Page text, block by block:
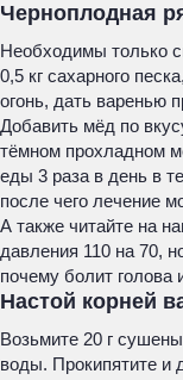
Черноплодная
Необходимы только
0,5 кг сахарного
огонь, дать варенью
Добавить мёд по
тёмном прохладном
еды 3 раза в день в
после чего лечение
А также читайте на
давления 110 на 70,
почему болит голова
Настой корней
Возьмите 20 г
воды. Прокипятите и